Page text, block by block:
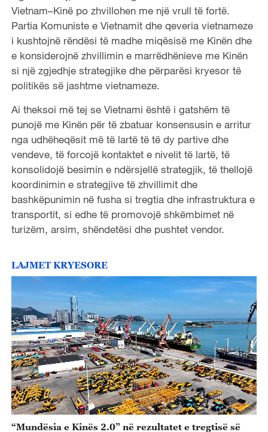
Vietnam–Kinë po zhvillohen me një vrull të fortë.
Partia Komuniste e Vietnamit dhe qeveria vietnameze
i kushtojnë rëndësi të madhe miqësisë me Kinën dhe
e konsiderojnë zhvillimin e marrëdhënieve me Kinën
si një zgjedhje strategjike dhe përparësi kryesor të
politikës së jashtme vietnameze.
Ai theksoi më tej se Vietnami është i gatshëm të
punojë me Kinën për të zbatuar konsensusin e arritur
nga udhëheqësit më të lartë të të dy partive dhe
vendeve, të forcojë kontaktet e nivelit të lartë, të
konsolidojë besimin e ndërsjellë strategjik, të thellojë
koordinimin e strategjive të zhvillimit dhe
bashkëpunimin në fusha si tregtia dhe infrastruktura e
transportit, si edhe të promovojë shkëmbimet në
turizëm, arsim, shëndetësi dhe pushtet vendor.
LAJMET KRYESORE
“Mundësia e Kinës 2.0” në rezultatet e tregtisë së